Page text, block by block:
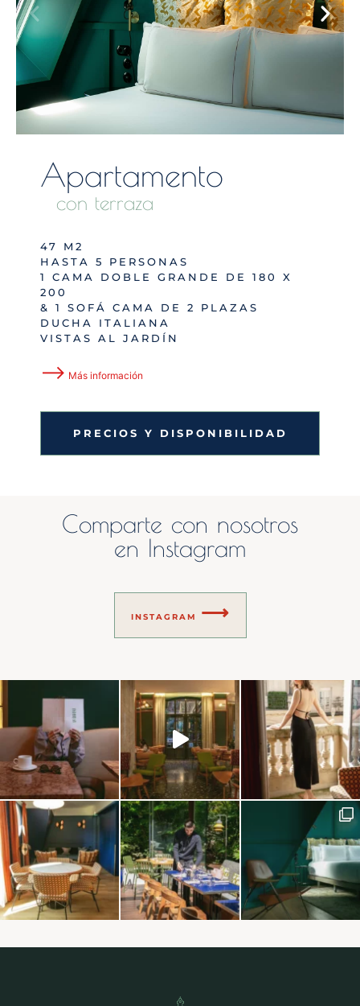
Apartamento
con terraza
47 M2
HASTA 5 PERSONAS
1 CAMA DOBLE GRANDE DE 180 X
200
& 1 SOFÁ CAMA DE 2 PLAZAS
DUCHA ITALIANA
VISTAS AL JARDÍN
⟶ Más información
PRECIOS Y DISPONIBILIDAD
Comparte con nosotros
en Instagram
INSTAGRAM ⟶